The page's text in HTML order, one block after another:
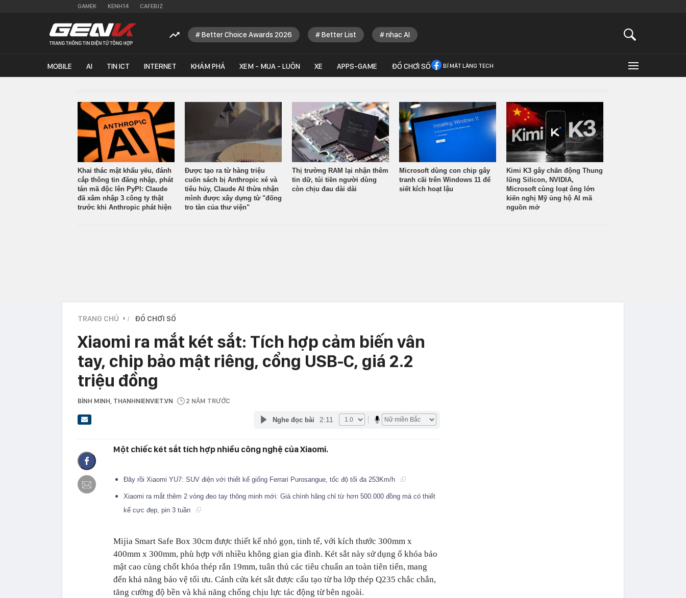
GAMEK KENH14 CAFEBIZ
Better Choice Awards 2026 Better List nhạc AI
MOBILE AI TIN ICT INTERNET KHÁM PHÁ XEM - MUA - LUÔN XE APPS-GAME ĐỒ CHƠI SỐ BÍ MẬT LÀNG TECH
Khai thác mật khẩu yếu, đánh
cắp thông tin đăng nhập, phát
tán mã độc lên PyPI: Claude
đã xâm nhập 3 công ty thật
trước khi Anthropic phát hiện
Được tạo ra từ hàng triệu
cuốn sách bị Anthropic xé và
tiêu hủy, Claude AI thừa nhận
mình được xây dựng từ "đống
tro tàn của thư viện"
Thị trường RAM lại nhận thêm
tin dữ, túi tiền người dùng
còn chịu đau dài dài
Microsoft dùng con chip gây
tranh cãi trên Windows 11 để
siết kích hoạt lậu
Kimi K3 gây chấn động Thung
lũng Silicon, NVIDIA,
Microsoft cùng loạt ông lớn
kiến nghị Mỹ ủng hộ AI mã
nguồn mở
TRANG CHỦ › ĐỒ CHƠI SỐ
Xiaomi ra mắt két sắt: Tích hợp cảm biến vân
tay, chip bảo mật riêng, cổng USB-C, giá 2.2
triệu đồng
BÌNH MINH , THANHNIENVIET.VN 2 NĂM TRƯỚC
Nghe đọc bài 2:11
Một chiếc két sắt tích hợp nhiều công nghệ của Xiaomi.
Đây rồi Xiaomi YU7: SUV điện với thiết kế giống Ferrari Purosangue, tốc độ tối đa 253Km/h
Xiaomi ra mắt thêm 2 vòng đeo tay thông minh mới: Giá chính hãng chỉ từ hơn 500.000 đồng mà có thiết
kế cực đẹp, pin 3 tuần
Mijia Smart Safe Box 30cm được thiết kế nhỏ gọn, tinh tế, với kích thước 300mm x
400mm x 300mm, phù hợp với nhiều không gian gia đình. Két sắt này sử dụng ổ khóa bảo
mật cao cùng chốt khóa thép rắn 19mm, tuân thủ các tiêu chuẩn an toàn tiên tiến, mang
đến khả năng bảo vệ tối ưu. Cánh cửa két sắt được cấu tạo từ ba lớp thép Q235 chắc chắn,
tăng cường độ bền và khả năng chống chịu lực tác động từ bên ngoài.